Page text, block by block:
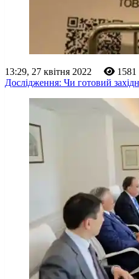
13:29, 27 квітня 2022
1581
Дослідження: Чи готовий